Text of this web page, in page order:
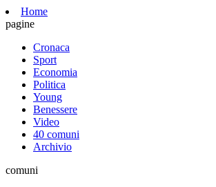
Home
pagine
Cronaca
Sport
Economia
Politica
Young
Benessere
Video
40 comuni
Archivio
comuni